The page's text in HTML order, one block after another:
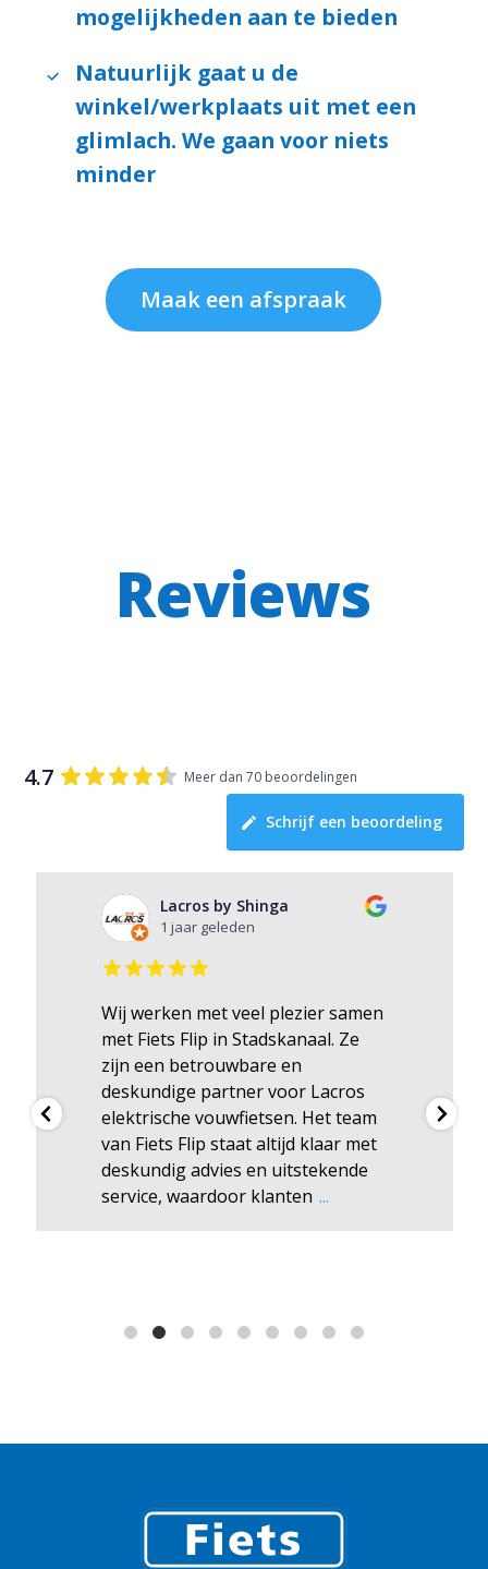
mogelijkheden aan te bieden
Natuurlijk gaat u de
winkel/werkplaats uit met een
glimlach. We gaan voor niets
minder
Maak een afspraak
Reviews
4.7 Meer dan 70 beoordelingen
Schrijf een beoordeling
Lacros by Shinga
1 jaar geleden
Wij werken met veel plezier samen
met Fiets Flip in Stadskanaal. Ze
zijn een betrouwbare en
deskundige partner voor Lacros
elektrische vouwfietsen. Het team
van Fiets Flip staat altijd klaar met
deskundig advies en uitstekende
service, waardoor klanten ...